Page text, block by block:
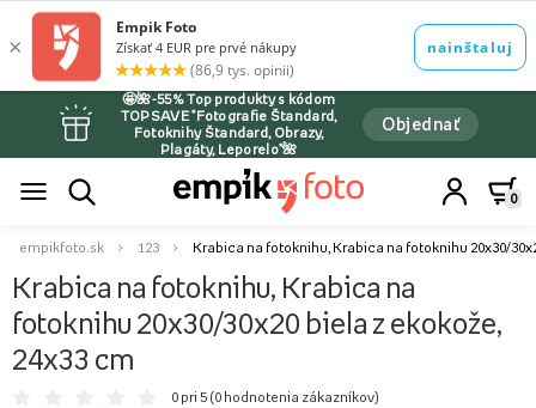
🤩🌺-55% Top produkty s kódom
TOPSAVE *Fotografie Štandard,
Fotoknihy Štandard, Obrazy,
Plagáty, Leporelo*🌺
Objednať
0
empikfoto.sk 123 Krabica na fotoknihu, Krabica na fotoknihu 20x30/
Krabica na fotoknihu, Krabica na
fotoknihu 20x30/30x20 biela z ekokože,
24x33 cm
0 pri 5 (0 hodnotenia zákazníkov)